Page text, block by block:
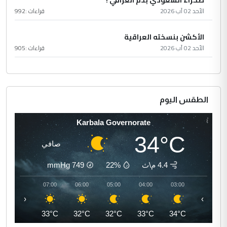
الأحد 02 آب 2026 قراءات :992
الأكشن بنسخته العراقية
الأحد 02 آب 2026 قراءات :905
الطقس اليوم
Karbala Governorate
34°C صافي
4.4 م\ث 22%
749
mmHg
03:00
34°C
04:00
33°C
05:00
32°C
06:00
32°C
07:00
33°C
‹ ›